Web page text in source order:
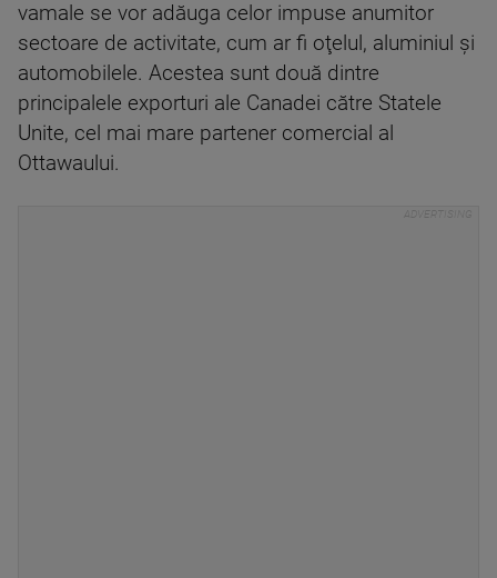
vamale se vor adăuga celor impuse anumitor
sectoare de activitate, cum ar fi oţelul, aluminiul şi
automobilele. Acestea sunt două dintre
principalele exporturi ale Canadei către Statele
Unite, cel mai mare partener comercial al
Ottawaului.